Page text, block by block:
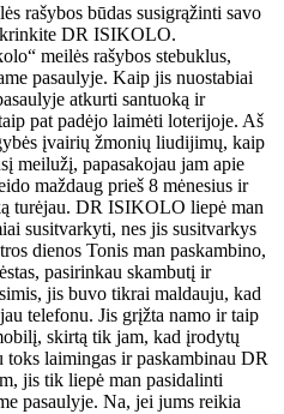
rašybos būdas susigrąžinti savo
DR ISIKOLO.
meilės rašybos stebuklus,
pasaulyje. Kaip jis nuostabiai
atkurti santuoką ir
pat padėjo laimėti loterijoje. Aš
įvairių žmonių liudijimų, kaip
meilužį, papasakojau jam apie
maždaug prieš 8 mėnesius ir
turėjau. DR ISIKOLO liepė man
susitvarkyti, nes jis susitvarkys
dienos Tonis man paskambino,
pasirinkau skambutį ir
jis buvo tikrai maldauju, kad
telefonu. Jis grįžta namo ir taip
skirtą tik jam, kad įrodytų
toks laimingas ir paskambinau DR
jis tik liepė man pasidalinti
pasaulyje. Na, jei jums reikia